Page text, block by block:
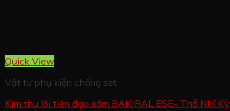
Quick View
Vật tư phụ kiện chống sét
Kim thu lôi tiên đạo sớm BAKIRAL ESE- Thổ Nhĩ Kỳ